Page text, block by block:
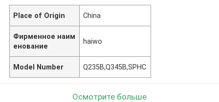
Place of Origin China
Фирменное наим
енование
haiwo
Model Number Q235B,Q345B,SPHC
Осмотрите больше